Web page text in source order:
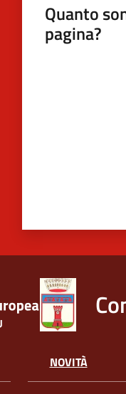
Quanto
pagina?
NOVITÀ